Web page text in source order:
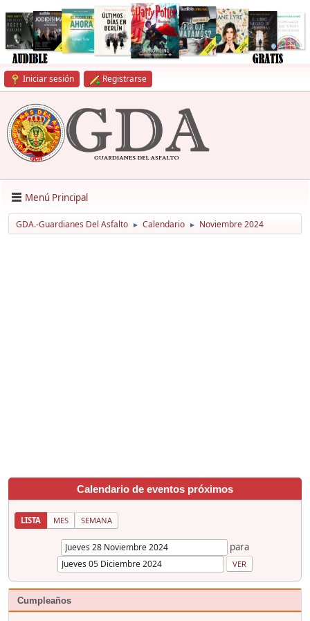
Iniciar sesión Registrarse
Menú Principal
GDA.-Guardianes Del Asfalto ► Calendario ► Noviembre 2024
Calendario de eventos próximos
LISTA MES SEMANA
para
Cumpleaños